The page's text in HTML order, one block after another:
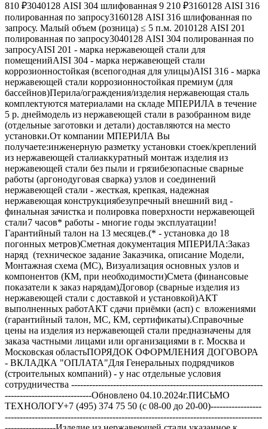
810 ₽3040128 AISI 304 шлифованная 9 210 ₽3160128 AISI 316
полированная по запросу3160128 AISI 316 шлифованная по
запросу. Малый объем (розница) ≤ 5 п.м. 2010128 AISI 201
полированная по запросу3040128 AISI 304 полированная по
запросуAISI 201 - марка нержавеющей стали для
помещенийAISI 304 - марка нержавеющей стали
коррозионностойкая (всепогодная для улицы)AISI 316 - марка
нержавеющей стали коррозионностойкая премиум (для
бассейнов)Перила/ограждения/изделия нержавеющая сталь
комплектуются материалами на складе МПЕРИЛА в течение
5 р. днеймодель из нержавеющей стали в разобранном виде
(отдельные заготовки и детали) доставляются на место
установки.От компании МПЕРИЛА Вы
получаете:инженерную разметку установки стоек/креплений
из нержавеющей сталиаккуратный монтаж изделия из
нержавеющей стали без пыли и грязибезопасные сварные
работы (аргонодуговая сварка) узлов и соединений
нержавеющей стали - жесткая, крепкая, надежная
нержавеющая конструкциябезупречный внешний вид -
финальная зачистка и полировка поверхности нержавеющей
стали7 часов* работы - многие годы эксплуатации!
Гарантийный талон на 13 месяцев.(* - установка до 18
погонных метров)Сметная документация МПЕРИЛА:Заказ
наряд (техническое задание Заказчика, описание Модели,
Монтажная схема (МС), Визуализация основных узлов и
компонентов (КМ, при необходимости)Смета (финансовые
показатели к заказ нарядам)Договор (сварные изделия из
нержавеющей стали с доставкой и установкой)АКТ
выполненных работАКТ сдачи приёмки (асп) с вложениями
(гарантийный талон, МС, КМ, сертификаты).Справочные
цены на изделия из нержавеющей стали предназначены для
заказа частными лицами или организациями в г. Москва и
Московская областьПОРЯДОК ОФОРМЛЕНИЯ ДОГОВОРА
- ВКЛАДКА "ОПЛАТА"Для Генеральных подрядчиков
(строительных компаний) - у нас отдельные условия
сотрудничества ----------------------------------------------------------------
-----------------------------Обновлено 04.10.2024г.ПИСЬМО
ТЕХНОЛОГУ+7 (495) 374 75 50 (с 08-00 до 20-00)-----------------
--------------------------------------------------------------------------------------